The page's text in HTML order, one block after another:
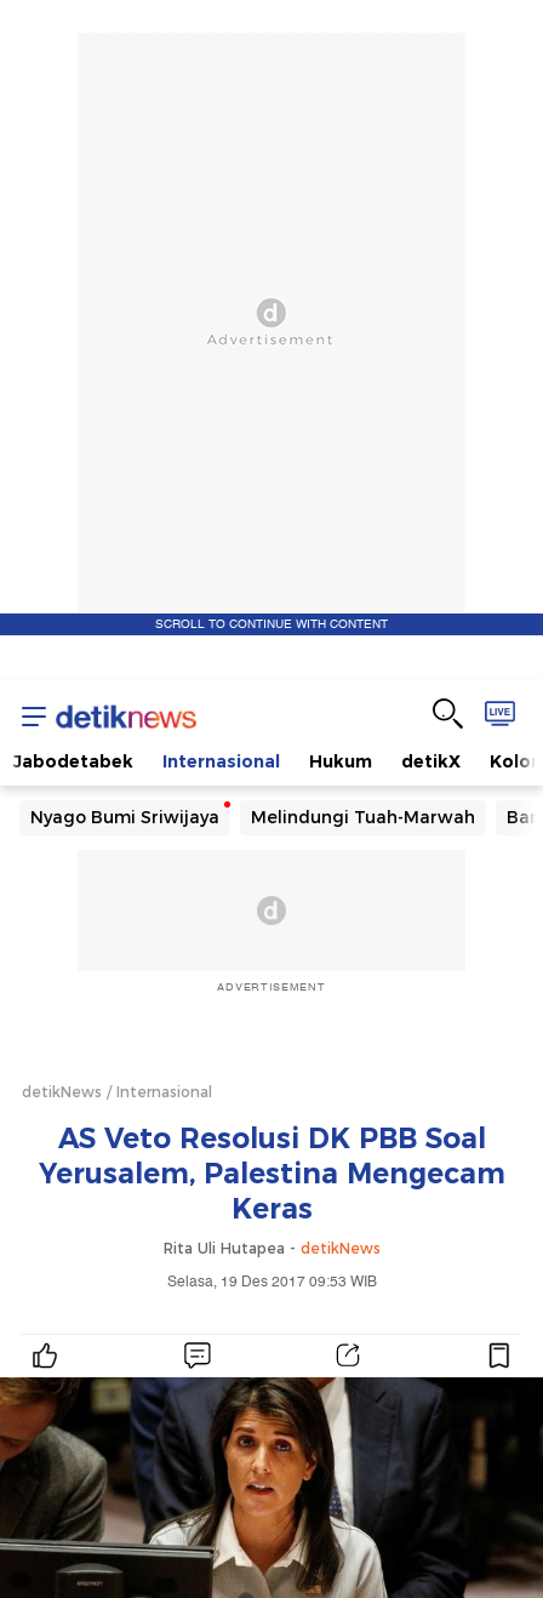
SCROLL TO CONTINUE WITH CONTENT
Jabodetabek Internasional Hukum detikX
Nyago Bumi Sriwijaya Melindungi Tuah-Marwah
ADVERTISEMENT
detikNews Internasional
AS Veto Resolusi DK PBB Soal
Yerusalem, Palestina Mengecam
Keras
Rita Uli Hutapea - detikNews
Selasa, 19 Des 2017 09:53 WIB